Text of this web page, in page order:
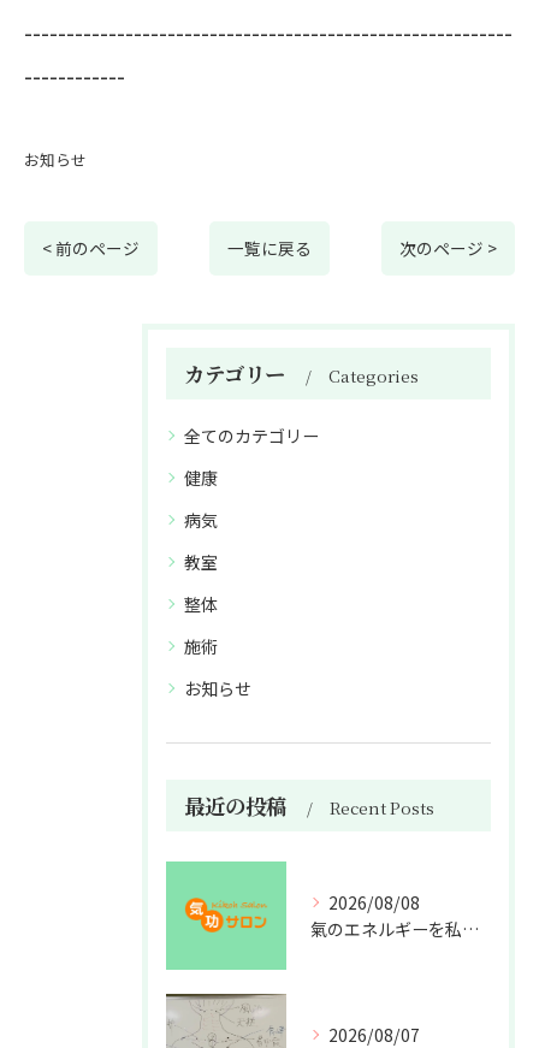
----------------------------------------------------------
------------
お知らせ
< 前のページ 一覧に戻る 次のページ >
カテゴリー Categories
全てのカテゴリー
健康
病気
教室
整体
施術
お知らせ
最近の投稿 Recent Posts
2026/08/08
氣のエネルギーを私利私欲のために使うな
2026/08/07